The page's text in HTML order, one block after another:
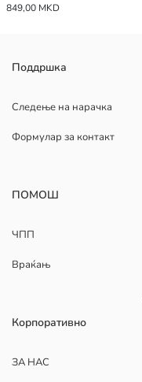
849,00 MKD
Поддршка
Следење на нарачка
Формулар за контакт
ПОМОШ
ЧПП
Враќањ
Корпоративно
ЗА НАС